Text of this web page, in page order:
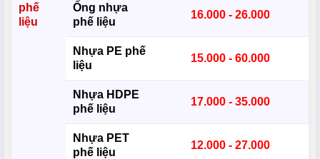
phế
liệu
Ống nhựa
phế liệu
16.000 - 26.000
Nhựa PE phế
liệu
15.000 - 60.000
Nhựa HDPE
phế liệu
17.000 - 35.000
Nhựa PET
phế liệu
12.000 - 27.000